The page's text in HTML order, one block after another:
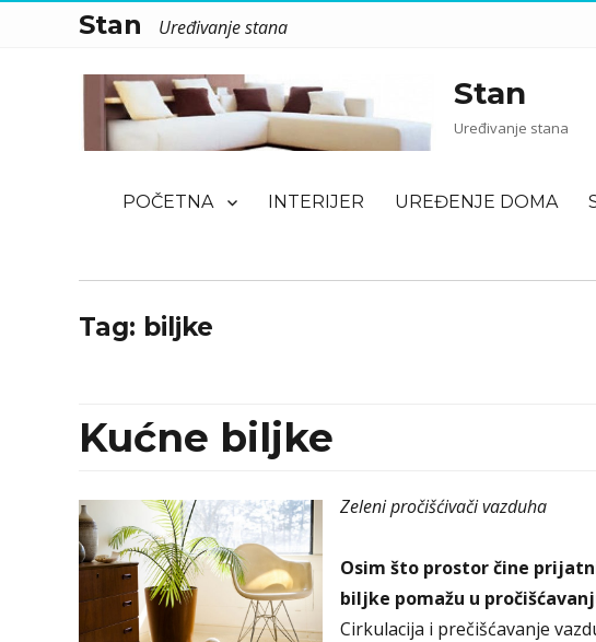
Stan Uređivanje stana
Stan
Uređivanje stana
POČETNA INTERIJER UREĐENJE DOMA
Tag: biljke
Kućne biljke
Zeleni pročišćivači vazduha
Osim što prostor čine
biljke pomažu u
Cirkulacija i prečišćavanje